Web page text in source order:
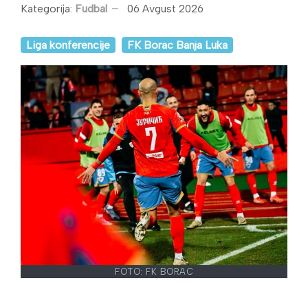
Kategorija: Fudbal 06 Avgust 2026
Liga konferencije FK Borac Banja Luka
FOTO: FK BORAC